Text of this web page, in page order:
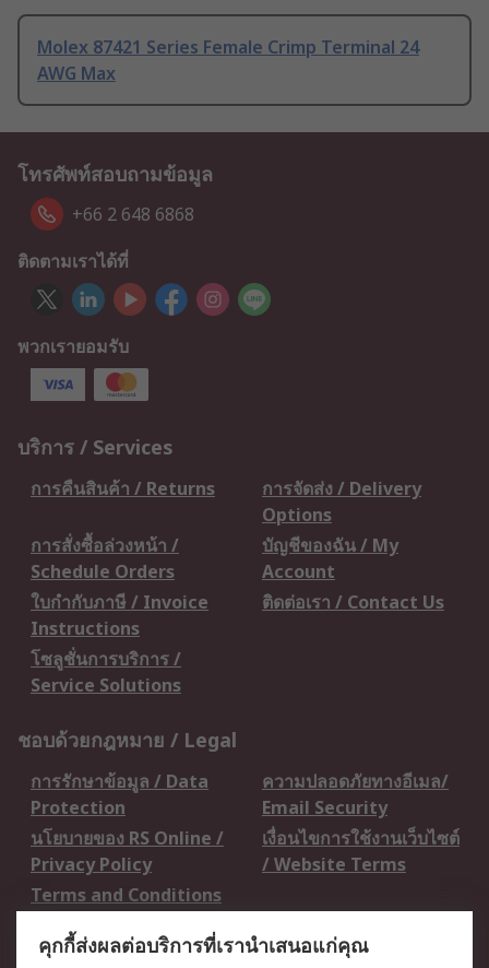
Molex 87421 Series Female Crimp Terminal 24
AWG Max
โทรศัพท์สอบถามข้อมูล
+66 2 648 6868
ติดตามเราได้ที่
พวกเรายอมรับ
บริการ / Services
การคืนสินค้า / Returns
การจัดส่ง / Delivery
Options
การสั่งซื้อล่วงหน้า /
Schedule Orders
บัญชีของฉัน / My
Account
ใบกำกับภาษี / Invoice
Instructions
ติดต่อเรา / Contact Us
โซลูชั่นการบริการ /
Service Solutions
ชอบด้วยกฎหมาย / Legal
การรักษาข้อมูล / Data
Protection
ความปลอดภัยทางอีเมล/
Email Security
นโยบายของ RS Online /
Privacy Policy
เงื่อนไขการใช้งานเว็บไซต์
/ Website Terms
Terms and Conditions
คุกกี้ส่งผลต่อบริการที่เรานำเสนอแก่คุณ